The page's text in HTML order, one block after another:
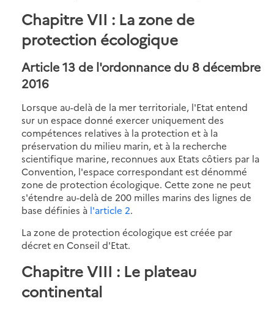
Chapitre VII : La zone de
protection écologique
Article 13 de l'ordonnance du 8 décembre
2016
Lorsque au-delà de la mer territoriale, l'Etat entend
sur un espace donné exercer uniquement des
compétences relatives à la protection et à la
préservation du milieu marin, et à la recherche
scientifique marine, reconnues aux Etats côtiers par la
Convention, l'espace correspondant est dénommé
zone de protection écologique. Cette zone ne peut
s'étendre au-delà de 200 milles marins des lignes de
base définies à l'article 2.
La zone de protection écologique est créée par
décret en Conseil d'Etat.
Chapitre VIII : Le plateau
continental